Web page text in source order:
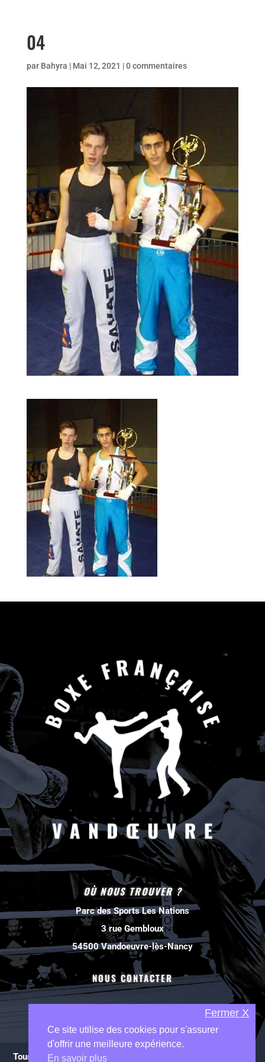
04
par Bahyra | Mai 12, 2021 |0 commentaires
OÙ NOUS TROUVER ?
Parc des Sports Les Nations
3 rue Gembloux
54500 Vandoeuvre-lès-Nancy
NOUS CONTACTER
Tous droits réservés à Savate Boxe française Vandoeuvre
Ce site utilise des cookies pour s'assurer
d'offrir une meilleure expérience.
En savoir plus
Fermer X